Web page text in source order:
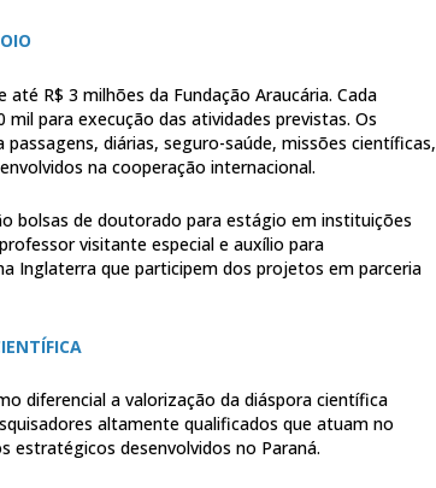
R$ 3 milhões da Fundação Araucária. Cada
para execução das atividades previstas. Os
diárias, seguro-saúde, missões científicas,
na cooperação internacional.
bolsas de doutorado para estágio em instituições
visitante especial e auxílio para
Inglaterra que participem dos projetos em parceria
diferencial a valorização da diáspora científica
altamente qualificados que atuam no
estratégicos desenvolvidos no Paraná.